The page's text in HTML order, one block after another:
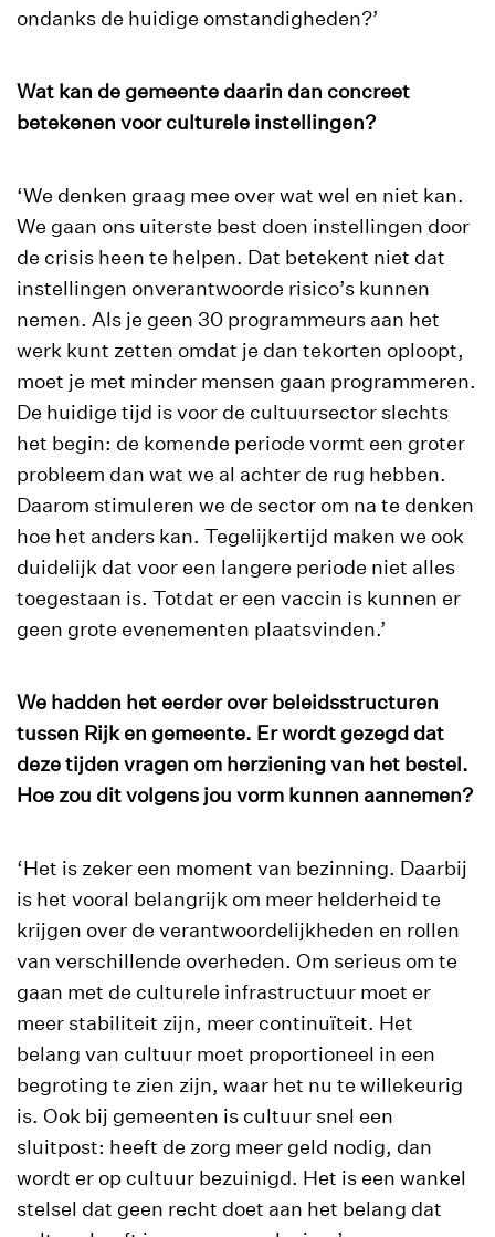
ondanks de huidige omstandigheden?’
Wat kan de gemeente daarin dan concreet
betekenen voor culturele instellingen?
‘We denken graag mee over wat wel en niet kan.
We gaan ons uiterste best doen instellingen door
de crisis heen te helpen. Dat betekent niet dat
instellingen onverantwoorde risico’s kunnen
nemen. Als je geen 30 programmeurs aan het
werk kunt zetten omdat je dan tekorten oploopt,
moet je met minder mensen gaan programmeren.
De huidige tijd is voor de cultuursector slechts
het begin: de komende periode vormt een groter
probleem dan wat we al achter de rug hebben.
Daarom stimuleren we de sector om na te denken
hoe het anders kan. Tegelijkertijd maken we ook
duidelijk dat voor een langere periode niet alles
toegestaan is. Totdat er een vaccin is kunnen er
geen grote evenementen plaatsvinden.’
We hadden het eerder over beleidsstructuren
tussen Rijk en gemeente. Er wordt gezegd dat
deze tijden vragen om herziening van het bestel.
Hoe zou dit volgens jou vorm kunnen aannemen?
‘Het is zeker een moment van bezinning. Daarbij
is het vooral belangrijk om meer helderheid te
krijgen over de verantwoordelijkheden en rollen
van verschillende overheden. Om serieus om te
gaan met de culturele infrastructuur moet er
meer stabiliteit zijn, meer continuïteit. Het
belang van cultuur moet proportioneel in een
begroting te zien zijn, waar het nu te willekeurig
is. Ook bij gemeenten is cultuur snel een
sluitpost: heeft de zorg meer geld nodig, dan
wordt er op cultuur bezuinigd. Het is een wankel
stelsel dat geen recht doet aan het belang dat